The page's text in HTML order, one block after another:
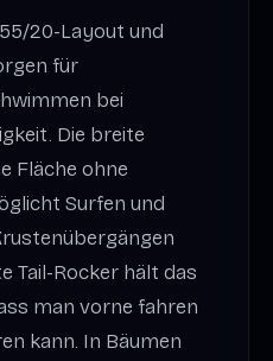
20-Layout und
für
bei
Die breite
Fläche ohne
Surfen und
Tail-Rocker hält das
man vorne fahren
kann. In Bäumen